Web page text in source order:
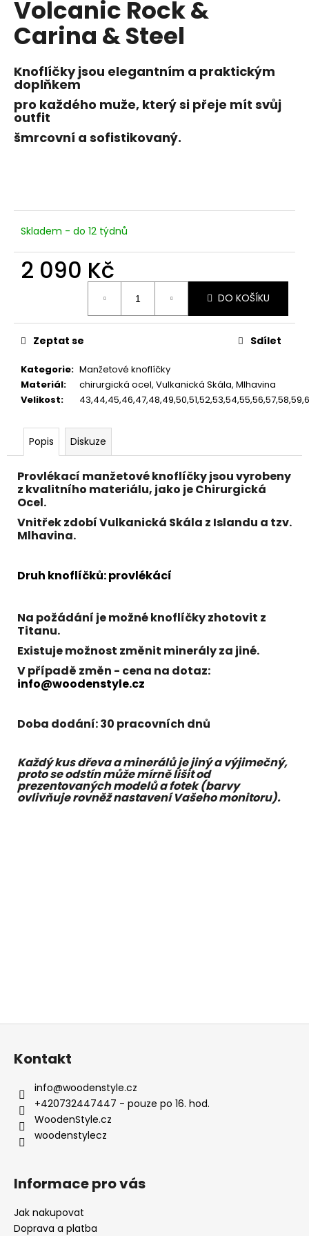
Volcanic Rock &
Carina & Steel
Knoflíčky jsou elegantním a praktickým
doplňkem
pro každého muže, který si přeje mít svůj
outfit
šmrcovní a sofistikovaný.
Skladem - do 12 týdnů
2 090 Kč
DO KOŠÍKU
Kategorie: Manžetové knoflíčky
Materiál:
chirurgická ocel, Vulkanická Skála, Mlhavina
Velikost:
Zeptat se Sdílet
Popis Diskuze
Provlékací manžetové knoflíčky jsou vyrobeny
z kvalitního materiálu, jako je Chirurgická
Ocel.
Vnitřek zdobí Vulkanická Skála z Islandu a tzv.
Mlhavina.
Druh knoflíčků: provlékácí
Na požádání je možné knoflíčky zhotovit z
Titanu.
Existuje možnost změnit minerály za jiné.
V případě změn - cena na dotaz:
info@woodenstyle.cz
Doba dodání:30 pracovních dnů
Každý kus dřeva a minerálů je jiný a výjimečný,
proto se odstín může mírně lišit od
prezentovaných modelů a fotek (barvy
ovlivňuje rovněž nastavení Vašeho monitoru).
a
j
t
?
o
p
o
u
m
e
Z
Kontakt
info@woodenstyle.cz
+420732447447 - pouze po 16. hod.
WoodenStyle.cz
woodenstylecz
Informace pro vás
Jak nakupovat
Doprava a platba